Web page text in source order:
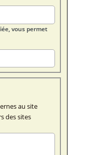
vous permet
au site
des sites